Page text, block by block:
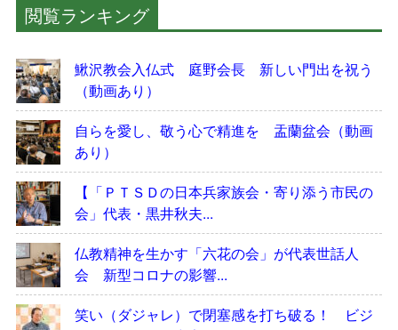
閲覧ランキング
鰍沢教会入仏式 庭野会長 新しい門出を祝う
（動画あり）
自らを愛し、敬う心で精進を 盂蘭盆会（動画
あり）
【「ＰＴＳＤの日本兵家族会・寄り添う市民の
会」代表・黒井秋夫...
仏教精神を生かす「六花の会」が代表世話人
会 新型コロナの影響...
笑い（ダジャレ）で閉塞感を打ち破る！ ビジ